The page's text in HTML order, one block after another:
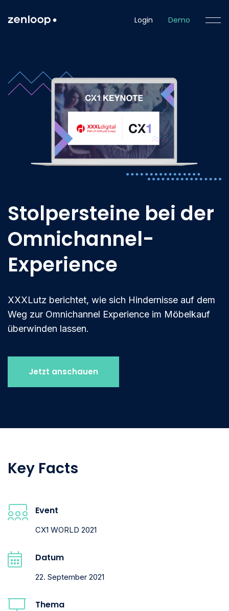
Login Demo
Stolpersteine bei der
Omnichannel-
Experience
XXXLutz berichtet, wie sich Hindernisse auf dem
Weg zur Omnichannel Experience im Möbelkauf
überwinden lassen.
Jetzt anschauen
Key Facts
Event
CX1 WORLD 2021
Datum
22. September 2021
Thema